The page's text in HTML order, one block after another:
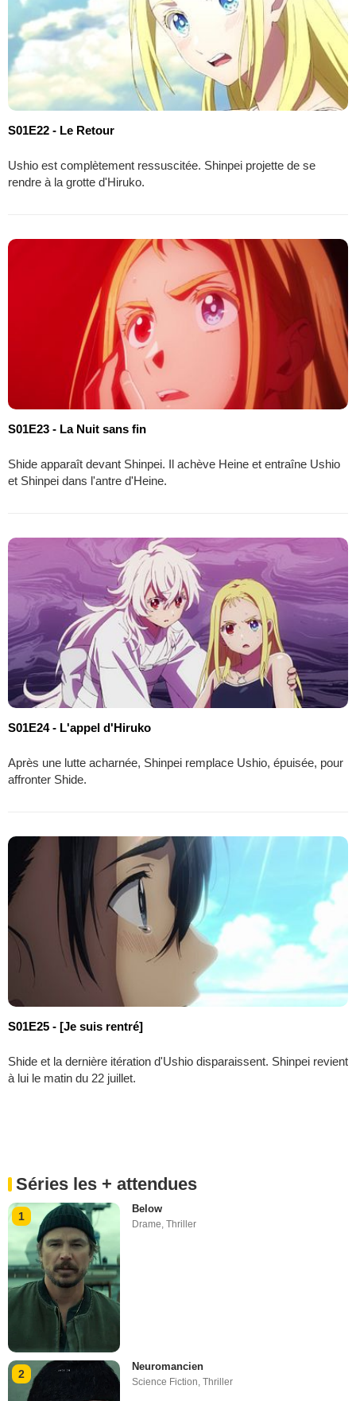
S01E22 - Le Retour
Ushio est complètement ressuscitée. Shinpei projette de se
rendre à la grotte d'Hiruko.
S01E23 - La Nuit sans fin
Shide apparaît devant Shinpei. Il achève Heine et entraîne Ushio
et Shinpei dans l'antre d'Heine.
S01E24 - L'appel d'Hiruko
Après une lutte acharnée, Shinpei remplace Ushio, épuisée, pour
affronter Shide.
S01E25 - [Je suis rentré]
Shide et la dernière itération d'Ushio disparaissent. Shinpei revient
à lui le matin du 22 juillet.
Séries les + attendues
1
Below
Drame ,Thriller
2
Neuromancien
Science Fiction,Thriller